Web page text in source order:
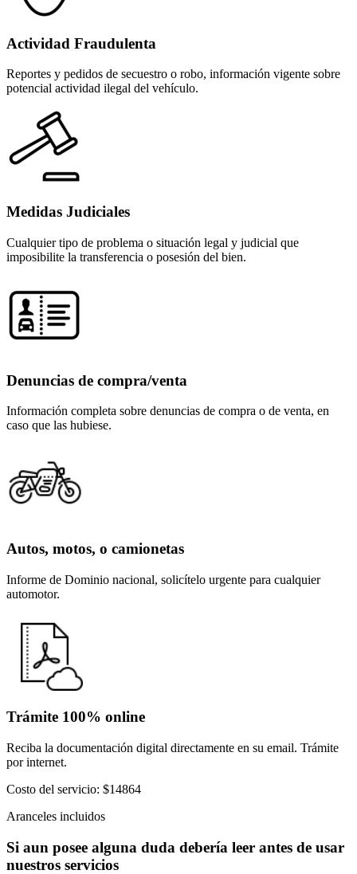
Actividad Fraudulenta
Reportes y pedidos de secuestro o robo, información vigente sobre
potencial actividad ilegal del vehículo.
Medidas Judiciales
Cualquier tipo de problema o situación legal y judicial que
imposibilite la transferencia o posesión del bien.
Denuncias de compra/venta
Información completa sobre denuncias de compra o de venta, en
caso que las hubiese.
Autos, motos, o camionetas
Informe de Dominio nacional, solicítelo urgente para cualquier
automotor.
Trámite 100% online
Reciba la documentación digital directamente en su email. Trámite
por internet.
Costo del servicio: $14864
Aranceles incluidos
Si aun posee alguna duda debería leer antes de usar
nuestros servicios